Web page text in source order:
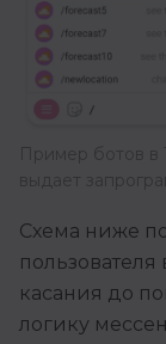
Схема ниже
касания до
логику